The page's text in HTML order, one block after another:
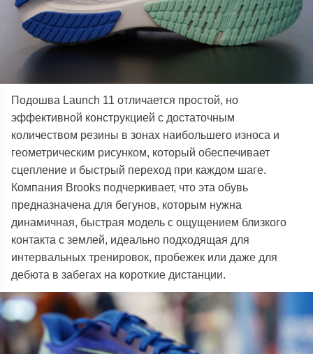
Подошва Launch 11 отличается простой, но
эффективной конструкцией с достаточным
количеством резины в зонах наибольшего износа и
геометрическим рисунком, который обеспечивает
сцепление и быстрый переход при каждом шаге.
Компания Brooks подчеркивает, что эта обувь
предназначена для бегунов, которым нужна
динамичная, быстрая модель с ощущением близкого
контакта с землей, идеально подходящая для
интервальных тренировок, пробежек или даже для
дебюта в забегах на короткие дистанции.